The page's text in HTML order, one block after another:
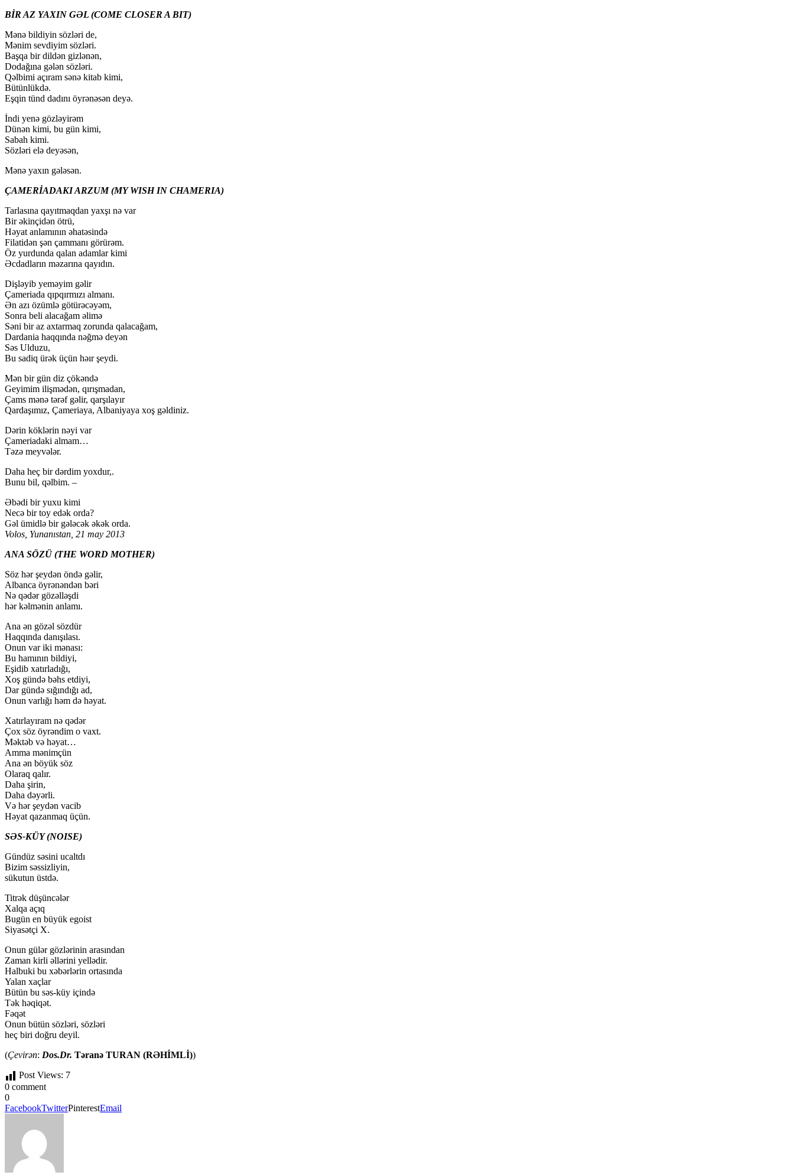
BİR AZ YAXIN GƏL (COME CLOSER A BIT)
Mənə bildiyin sözləri de,
Mənim sevdiyim sözləri.
Başqa bir dildən gizlənən,
Dodağına gələn sözləri.
Qəlbimi açıram sənə kitab kimi,
Bütünlükdə.
Eşqin tünd dadını öyrənəsən deyə.
İndi yenə gözləyirəm
Dünən kimi, bu gün kimi,
Sabah kimi.
Sözləri elə deyəsən,
Mənə yaxın gələsən.
ÇAMERİADAKI ARZUM (MY WISH IN CHAMERIA)
Tarlasına qayıtmaqdan yaxşı nə var
Bir əkinçidən ötrü,
Həyat anlamının əhatəsində
Filatidən şən çammanı görürəm.
Öz yurdunda qalan adamlar kimi
Əcdadların məzarına qayıdın.
Dişləyib yeməyim gəlir
Çameriada qıpqırmızı almanı.
Ən azı özümlə götürəcəyəm,
Sonra beli alacağam əlimə
Səni bir az axtarmaq zorunda qalacağam,
Dardania haqqında nəğmə deyən
Səs Ulduzu,
Bu sadiq ürək üçün həır şeydi.
Mən bir gün diz çökəndə
Geyimim ilişmədən, qırışmadan,
Çams mənə tərəf gəlir, qarşılayır
Qardaşımız, Çameriaya, Albaniyaya xoş gəldiniz.
Dərin köklərin nəyi var
Çameriadaki almam…
Təzə meyvələr.
Daha heç bir dərdim yoxdur,.
Bunu bil, qəlbim. –
Əbədi bir yuxu kimi
Necə bir toy edək orda?
Gəl ümidlə bir gələcək əkək orda.
Volos, Yunanıstan, 21 may 2013
ANA SÖZÜ (THE WORD MOTHER)
Söz hər şeydən öndə gəlir,
Albanca öyrənəndən bəri
Nə qədər gözəlləşdi
hər kəlmənin anlamı.
Ana ən gözəl sözdür
Haqqında danışılası.
Onun var iki mənası:
Bu hamının bildiyi,
Eşidib xatırladığı,
Xoş gündə bəhs etdiyi,
Dar gündə sığındığı ad,
Onun varlığı həm də həyat.
Xatırlayıram nə qədər
Çox söz öyrəndim o vaxt.
Məktəb və həyat…
Amma mənimçün
Ana ən böyük söz
Olaraq qalır.
Daha şirin,
Daha dəyərli.
Və hər şeydən vacib
Həyat qazanmaq üçün.
SƏS-KÜY (NOISE)
Gündüz səsini ucaltdı
Bizim səssizliyin,
sükutun üstdə.
Titrək düşüncələr
Xalqa açıq
Bugün en büyük egoist
Siyasətçi X.
Onun gülər gözlərinin arasından
Zaman kirli əllərini yellədir.
Halbuki bu xəbərlərin ortasında
Yalan xaçlar
Bütün bu səs-küy içində
Tək həqiqət.
Fəqət
Onun bütün sözləri, sözləri
heç biri doğru deyil.
(Çevirən: Dos.Dr. Təranə TURAN (RƏHİMLİ))
Post Views: 7
0 comment
0
FacebookTwitterPinterestEmail